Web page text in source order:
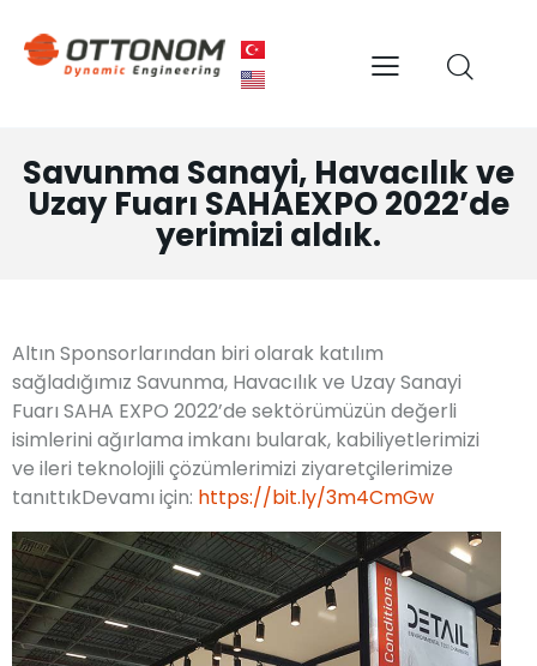
Savunma Sanayi, Havacılık ve
Uzay Fuarı SAHAEXPO 2022’de
yerimizi aldık.
Altın Sponsorlarından biri olarak katılım
sağladığımız Savunma, Havacılık ve Uzay Sanayi
Fuarı SAHA EXPO 2022’de sektörümüzün değerli
isimlerini ağırlama imkanı bularak, kabiliyetlerimizi
ve ileri teknolojili çözümlerimizi ziyaretçilerimize
tanıttıkDevamı için: https://bit.ly/3m4CmGw